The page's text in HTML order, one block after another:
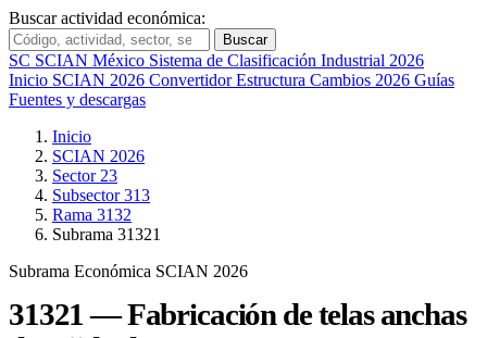
Buscar actividad económica:
Buscar
SC SCIAN México Sistema de Clasificación Industrial 2026
Inicio SCIAN 2026 ConvertidorEstructura Cambios 2026 Guías
Fuentes y descargas
Inicio
SCIAN 2026
Sector 23
Subsector 313
Rama 3132
Subrama 31321
Subrama Económica SCIAN 2026
31321 — Fabricación de telas anchas